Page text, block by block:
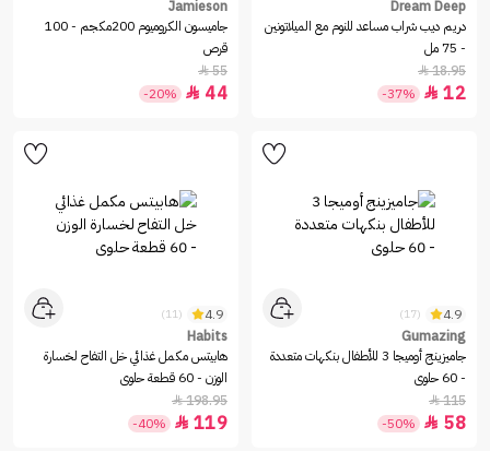
Dream Deep
دريم ديب شراب مساعد للنوم مع الميلاتونين
- 75 مل
18.95

12

-37%
Jamieson
جاميسون الكروميوم 200مكجم - 100
قرص
55

44

-20%
4.9
(17)
Gumazing
جاميزينج أوميجا 3 للأطفال بنكهات متعددة
- 60 حلوى
115

58

-50%
4.9
(11)
Habits
هابيتس مكمل غذائي خل التفاح لخسارة
الوزن - 60 قطعة حلوى
198.95

119

-40%